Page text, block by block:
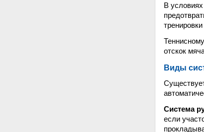
В
отскок
Виды
Система
если